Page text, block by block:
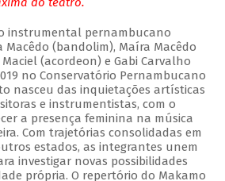
instrumental pernambucano
(bandolim), Maíra Macêdo
(acordeon) e Gabi Carvalho
no Conservatório Pernambucano
nasceu das inquietações artísticas
e instrumentistas, com o
a presença feminina na música
Com trajetórias consolidadas em
estados, as integrantes unem
investigar novas possibilidades
própria. O repertório do Makamo